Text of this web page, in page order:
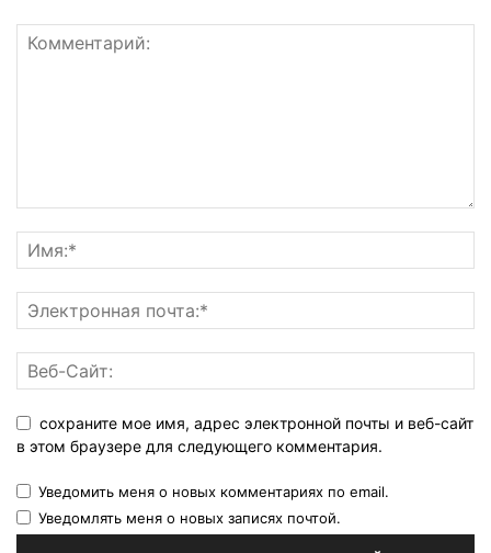
сохраните мое имя, адрес электронной почты и веб-сайт
в этом браузере для следующего комментария.
Уведомить меня о новых комментариях по email.
Уведомлять меня о новых записях почтой.